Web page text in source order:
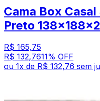
Cama Box
Preto
R$ 165,75
R$ 132,7611% OFF
ou 1x de R$ 132,76 sem